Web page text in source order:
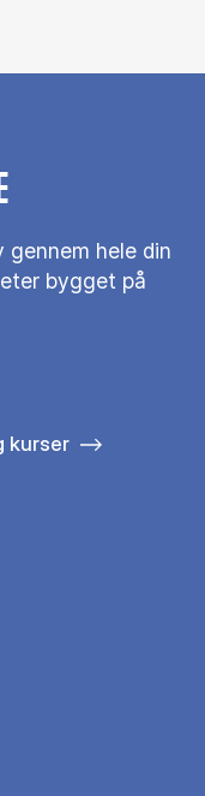
gennem hele din
bygget på
kurser